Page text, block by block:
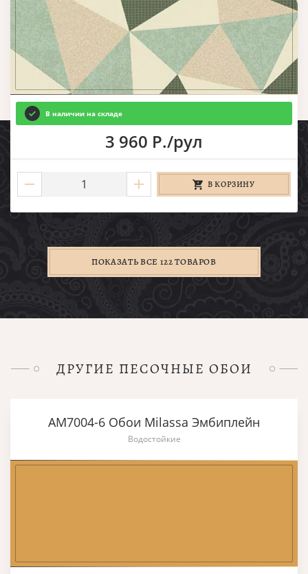
В наличии на складе
3 960 Р./рул
В КОРЗИНУ
ПОКАЗАТЬ ВСЕ 122 ТОВАРОВ
ДРУГИЕ ПЕСОЧНЫЕ ОБОИ
AM7004-6 Обои Milassa Эмбиплейн
Водостойкие